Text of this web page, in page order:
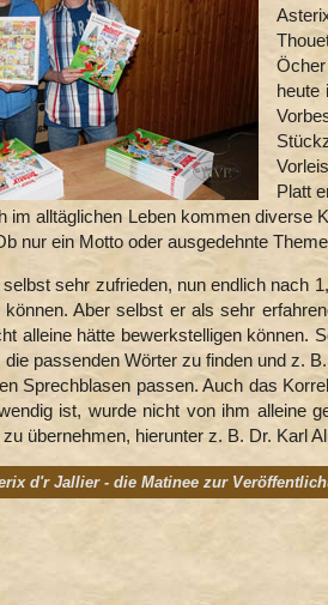
heute
Platt
im alltäglichen Leben kommen diverse
nur ein Motto oder ausgedehnte
sehr zufrieden, nun endlich nach
können. Aber selbst er als sehr
alleine hätte bewerkstelligen können.
die passenden Wörter zu finden und z.
Sprechblasen passen. Auch das
ist, wurde nicht von ihm alleine
übernehmen, hierunter z. B. Dr. Karl
d'r Jallier - die Matinee zur